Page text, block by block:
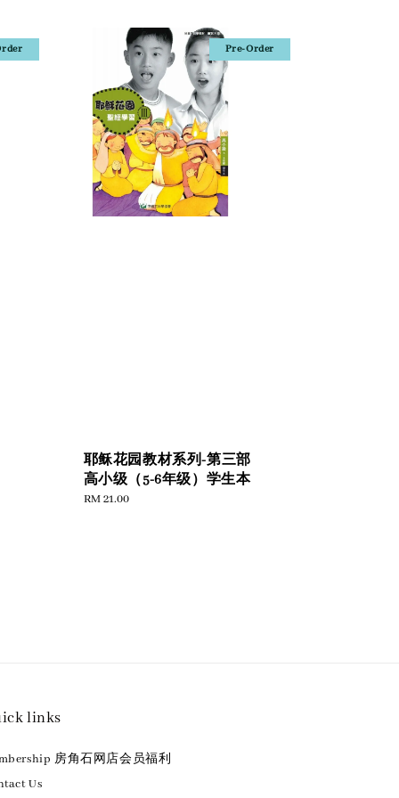
Pre-Order
耶稣花园教材系列-第三部
高小级（5-6年级）学生本
Regular
RM 21.00
links
房角石网店会员福利
Us